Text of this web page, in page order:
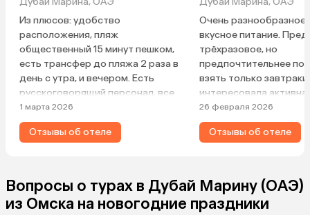
Из плюсов: удобство
расположения, пляж
общественный 15 минут пешком,
есть трансфер до пляжа 2 раза в
день с утра, и вечером. Есть
русскоговорящий персонал, все
дружелюбные. Питание —
завтраки и ужины брали, рыба,
говядина, овощи разные, сыр,
грейпфрут. Из минусов — только
полотенца пора поменять. В
целом отель очень понравился!
1 марта 2026
Отзывы об отеле
Очень
вкусное питание.
трёхразовое, но
предпочтительнее
взять только
интересовала
программа до вечера
пределами отеля.
отличный на
Дубая. Говорят, кто
вид ещё лучше. Номер
но очень здоровый
26 февраля 2026
Отзывы об отеле
Вопросы о турах в Дубай Марину (ОАЭ)
из Омска на новогодние праздники